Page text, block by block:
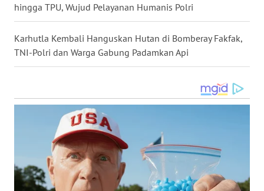
hingga TPU, Wujud Pelayanan Humanis Polri
Karhutla Kembali Hanguskan Hutan di Bomberay Fakfak,
TNI-Polri dan Warga Gabung Padamkan Api
WN
WN
DANAU
TOBA